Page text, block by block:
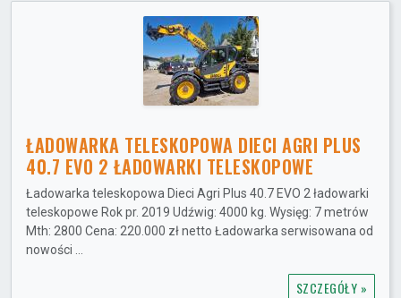
ŁADOWARKA TELESKOPOWA DIECI AGRI PLUS
40.7 EVO 2 ŁADOWARKI TELESKOPOWE
Ładowarka teleskopowa Dieci Agri Plus 40.7 EVO 2 ładowarki
teleskopowe Rok pr. 2019 Udźwig: 4000 kg. Wysięg: 7 metrów
Mth: 2800 Cena: 220.000 zł netto Ładowarka serwisowana od
nowości ...
SZCZEGÓŁY »